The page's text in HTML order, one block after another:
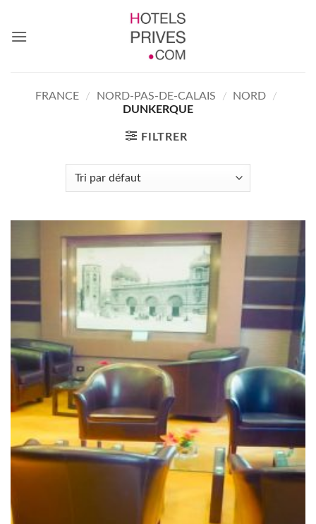
contenu
FRANCE / NORD-PAS-DE-CALAIS / NORD
/
DUNKERQUE
FILTRER